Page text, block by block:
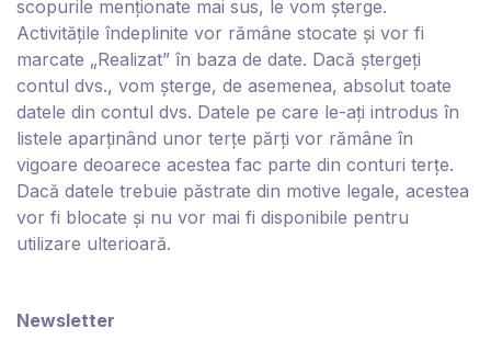
scopurile menționate mai sus, le vom șterge.
Activitățile îndeplinite vor rămâne stocate și vor fi
marcate „Realizat” în baza de date. Dacă ștergeți
contul dvs., vom șterge, de asemenea, absolut toate
datele din contul dvs. Datele pe care le-ați introdus în
listele aparținând unor terțe părți vor rămâne în
vigoare deoarece acestea fac parte din conturi terțe.
Dacă datele trebuie păstrate din motive legale, acestea
vor fi blocate și nu vor mai fi disponibile pentru
utilizare ulterioară.
Newsletter